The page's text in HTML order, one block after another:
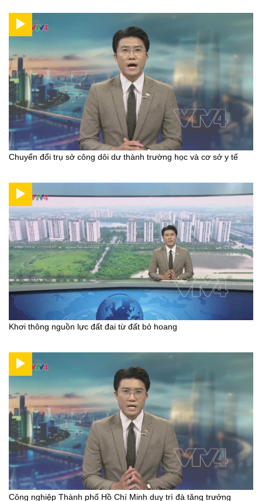
Chuyển đổi trụ sở công dôi dư thành trường học và cơ sở y tế
Khơi thông nguồn lực đất đai từ đất bỏ hoang
Công nghiệp Thành phố Hồ Chí Minh duy trì đà tăng trưởng